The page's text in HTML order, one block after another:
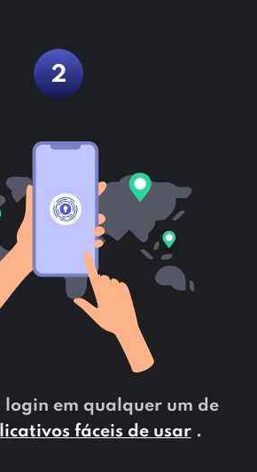
2
login em qualquer um de
fáceis de usar.